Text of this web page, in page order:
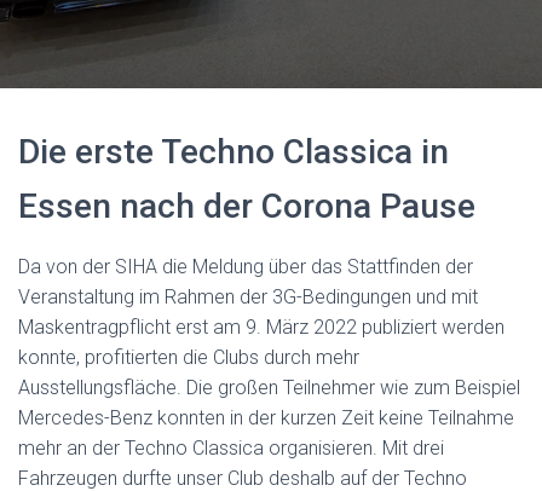
Die erste Techno Classica in
Essen nach der Corona Pause
Da von der SIHA die Meldung über das Stattfinden der
Veranstaltung im Rahmen der 3G-Bedingungen und mit
Maskentragpflicht erst am 9. März 2022 publiziert werden
konnte, profitierten die Clubs durch mehr
Ausstellungsfläche. Die großen Teilnehmer wie zum Beispiel
Mercedes-Benz konnten in der kurzen Zeit keine Teilnahme
mehr an der Techno Classica organisieren. Mit drei
Fahrzeugen durfte unser Club deshalb auf der Techno